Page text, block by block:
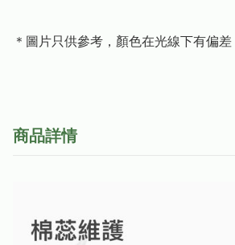
＊圖片只供參考，顏色在光線下有偏
商品詳情